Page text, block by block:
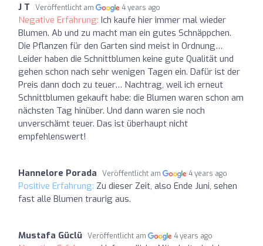
J T Veröffentlicht am 4 years ago
Negative Erfahrung: Ich kaufe hier immer mal wieder
Blumen. Ab und zu macht man ein gutes Schnäppchen.
Die Pflanzen für den Garten sind meist in Ordnung…
Leider haben die Schnittblumen keine gute Qualität und
gehen schon nach sehr wenigen Tagen ein. Dafür ist der
Preis dann doch zu teuer… Nachtrag, weil ich erneut
Schnittblumen gekauft habe: die Blumen waren schon am
nächsten Tag hinüber. Und dann waren sie noch
unverschämt teuer. Das ist überhaupt nicht
empfehlenswert!
Hannelore Porada Veröffentlicht am 4 years ago
Positive Erfahrung: Zu dieser Zeit, also Ende Juni, sehen
fast alle Blumen traurig aus.
Mustafa Güclü Veröffentlicht am 4 years ago